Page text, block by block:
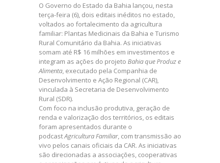
O Governo do Estado da Bahia lançou, nesta
terça-feira (6), dois editais inéditos no estado,
voltados ao fortalecimento da agricultura
familiar: Plantas Medicinais da Bahia e Turismo
Rural Comunitário da Bahia. As iniciativas
somam até R$ 16 milhões em investimentos e
integram as ações do projeto Bahia que Produz e
Alimenta, executado pela Companhia de
Desenvolvimento e Ação Regional (CAR),
vinculada à Secretaria de Desenvolvimento
Rural (SDR).
Com foco na inclusão produtiva, geração de
renda e valorização dos territórios, os editais
foram apresentados durante o
podcastAgricultura Familiar, com transmissão ao
vivo pelos canais oficiais da CAR. As iniciativas
são direcionadas a associações, cooperativas